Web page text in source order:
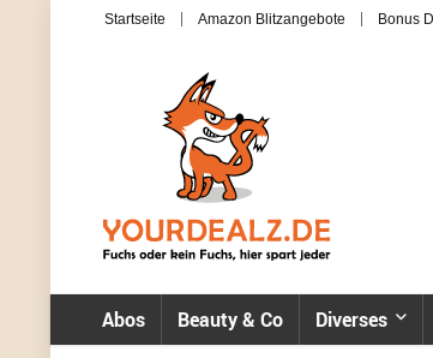
Startseite Amazon Blitzangebote Bonus
Abos Beauty & Co Diverses